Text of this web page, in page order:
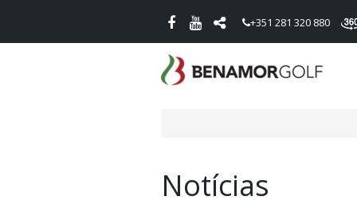
+351 281 320 880
Notícias